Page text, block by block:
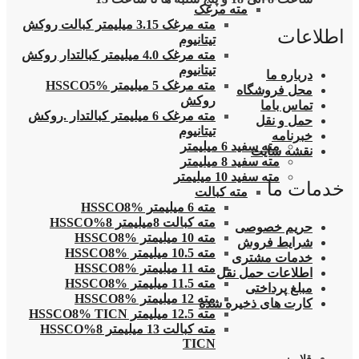
مته مرغک
مته مرغک 3.15 میلیمتر کبالت روکش
تیتانیوم
مته مرغک 4.0 میلیمتر کبالتدار روکش
تیتانیوم
مته مرغک 5 میلیمتر HSSCO5%
روکش
مته مرغک 6 میلیمتر کبالتدار .روکش
تیتانیوم
مته سفید 6 میلیمتر
مته سفید 8 میلیمتر
مته سفید 10 میلیمتر
مته کبالت
مته 6 میلیمتر HSSCO8%
مته کبالت 8میلیمتر 8%HSSCO
مته 10 میلیمتر HSSCO8%
مته 10.5 میلیمتر HSSCO8%
مته 11 میلیمتر HSSCO8%
مته 11.5 میلیمتر HSSCO8%
مته 12 میلیمتر HSSCO8%
مته 12.5 میلیمتر HSSCO8% TICN
مته کبالت 13 میلیمتر 8%HSSCO
TICN
اطلاعات
درباره ما
محل فروشگاه
تماس باما
حمل و نقل
خبرنامه
نقشه سایت
خدمات ما
حریم خصوصی
شرایط فروش
خدمات مشتری
اطلاعات حمل نقل
مبلغ پرداختی
کارت های ذخیره شده